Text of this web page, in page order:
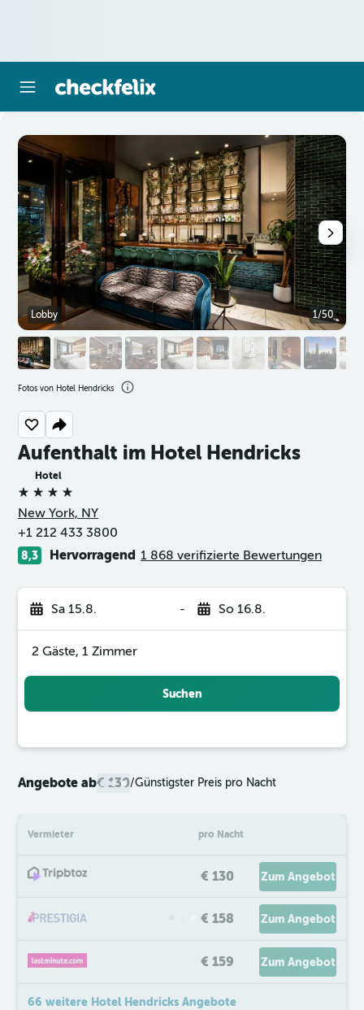
Aufenthalt im Hotel Hendricks
Hotel
4 Sterne
New York, NY
+1 212 433 3800
8,3 Hervorragend 1 868 verifizierte Bewertungen
Sa 15.8. - So 16.8.
2 Gäste, 1 Zimmer
Suchen
Angebote ab€ 130/Günstigster Preis pro Nacht
Vermieter pro Nacht
€ 130 Zum Angebot
€ 158 Zum Angebot
€ 159 Zum Angebot
66 weitere Hotel Hendricks Angebote
Lobby 1/50
Fotos von Hotel Hendricks